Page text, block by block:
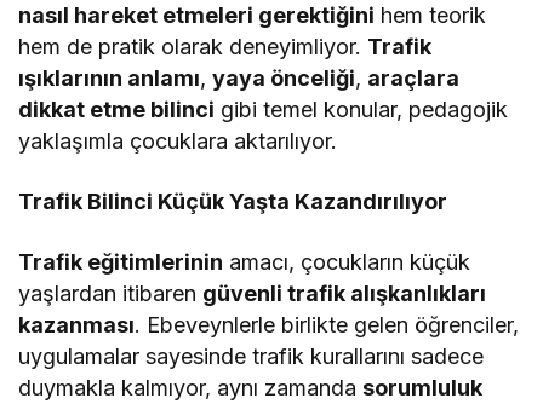
nasıl hareket etmeleri gerektiğini hem teorik
hem de pratik olarak deneyimliyor. Trafik
ışıklarının anlamı,yaya önceliği, araçlara
dikkat etme bilinci gibi temel konular, pedagojik
yaklaşımla çocuklara aktarılıyor.
Trafik Bilinci Küçük Yaşta Kazandırılıyor
Trafik eğitimlerinin amacı, çocukların küçük
yaşlardan itibaren güvenli trafik alışkanlıkları
kazanması. Ebeveynlerle birlikte gelen öğrenciler,
uygulamalar sayesinde trafik kurallarını sadece
duymakla kalmıyor, aynı zamandasorumluluk